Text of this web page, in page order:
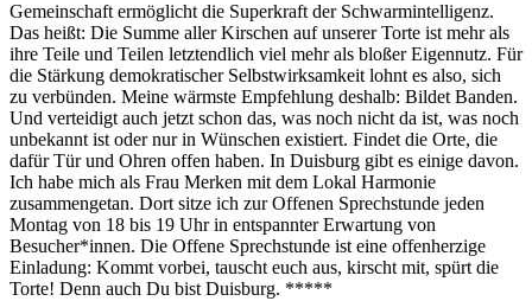
Gemeinschaft ermöglicht die Superkraft der Schwarmintelligenz.
Das heißt: Die Summe aller Kirschen auf unserer Torte ist mehr als
ihre Teile und Teilen letztendlich viel mehr als bloßer Eigennutz. Für
die Stärkung demokratischer Selbstwirksamkeit lohnt es also, sich
zu verbünden. Meine wärmste Empfehlung deshalb: Bildet Banden.
Und verteidigt auch jetzt schon das, was noch nicht da ist, was noch
unbekannt ist oder nur in Wünschen existiert. Findet die Orte, die
dafür Tür und Ohren offen haben. In Duisburg gibt es einige davon.
Ich habe mich als Frau Merken mit dem Lokal Harmonie
zusammengetan. Dort sitze ich zur Offenen Sprechstunde jeden
Montag von 18 bis 19 Uhr in entspannter Erwartung von
Besucher*innen. Die Offene Sprechstunde ist eine offenherzige
Einladung: Kommt vorbei, tauscht euch aus, kirscht mit, spürt die
Torte! Denn auch Du bist Duisburg. *****